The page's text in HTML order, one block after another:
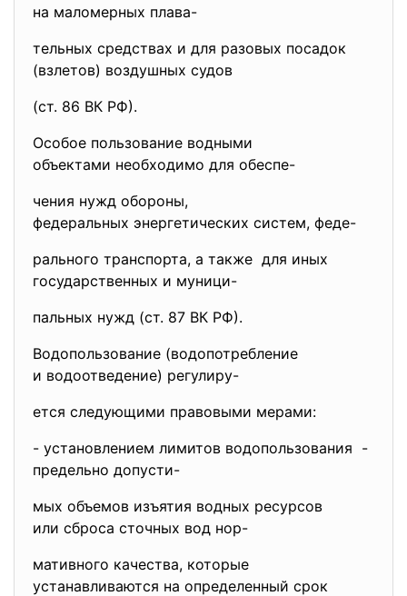
на маломерных плава-
тельных средствах и для разовых посадок
(взлетов) воздушных судов
(ст. 86 ВК РФ).
Особое пользование водными
объектами необходимо для обеспе-
чения нужд обороны,
федеральных энергетических систем, феде-
рального транспорта, а также для иных
государственных и муници-
пальных нужд (ст. 87 ВК РФ).
Водопользование (водопотребление
и водоотведение) регулиру-
ется следующими правовыми мерами:
- установлением лимитов водопользования -
предельно допусти-
мых объемов изъятия водных ресурсов
или сброса сточных вод нор-
мативного качества, которые
устанавливаются на определенный срок